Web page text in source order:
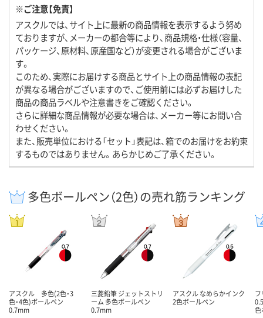
※ご注意【免責】
アスクルでは、サイト上に最新の商品情報を表示するよう努め
ておりますが、メーカーの都合等により、商品規格・仕様（容量、
パッケージ、原材料、原産国など）が変更される場合がございま
す。
このため、実際にお届けする商品とサイト上の商品情報の表記
が異なる場合がございますので、ご使用前には必ずお届けした
商品の商品ラベルや注意書きをご確認ください。
さらに詳細な商品情報が必要な場合は、メーカー等にお問い合
わせください。
また、販売単位における「セット」表記は、箱でのお届けをお約束
するものではありません。あらかじめご了承ください。
多色ボールペン（2色）の売れ筋ランキング
アスクル 多色(2色・3
色・4色)ボールペン
0.7mm
三菱鉛筆 ジェットストリ
ーム 多色ボールペン
0.7mm
アスクル なめらかインク
2色ボールペン
色